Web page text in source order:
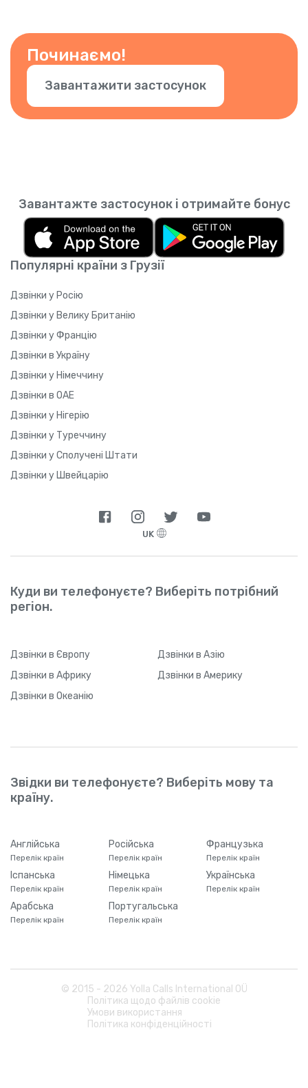
Починаємо!
Завантажити застосунок
Популярні країни з Грузії
Дзвінки у Росію
Дзвінки у Велику Британію
Дзвінки у Францію
Дзвінки в Україну
Дзвінки у Німеччину
Дзвінки в ОАЕ
Дзвінки у Нігерію
Дзвінки у Туреччину
Дзвінки у Сполучені Штати
Дзвінки у Швейцарію
Завантажте застосунок і отримайте бонус
UK
Куди ви телефонуєте? Виберіть потрібний
регіон.
Дзвінки в Європу Дзвінки в Азію
Дзвінки в Африку Дзвінки в Америку
Дзвінки в Океанію
Звідки ви телефонуєте? Виберіть мову та
країну.
Англійська
Перелік країн
Російська
Перелік країн
Французька
Перелік країн
Іспанська
Перелік країн
Німецька
Перелік країн
Українська
Перелік країн
Арабська
Перелік країн
Португальська
Перелік країн
© 2015 - 2026 Yolla Calls International OÜ
Політика щодо файлів cookie
Умови використання
Політика конфіденційності